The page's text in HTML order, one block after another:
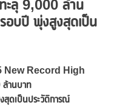
ลุ 9,000 ล้าน
อบปี พุ่งสูงสุดเป็น
New Record High
านบาท
สุดเป็นประวัติการณ์